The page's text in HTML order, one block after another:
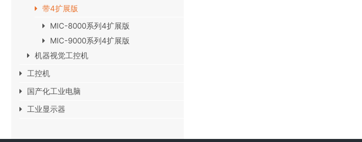
带4扩展版
MIC-8000系列4扩展版
MIC-9000系列4扩展版
机器视觉工控机
工控机
国产化工业电脑
工业显示器